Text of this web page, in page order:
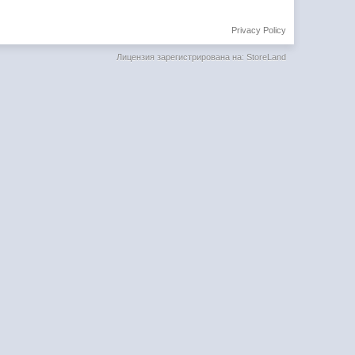
Privacy Policy
Лицензия зарегистрирована на: StoreLand